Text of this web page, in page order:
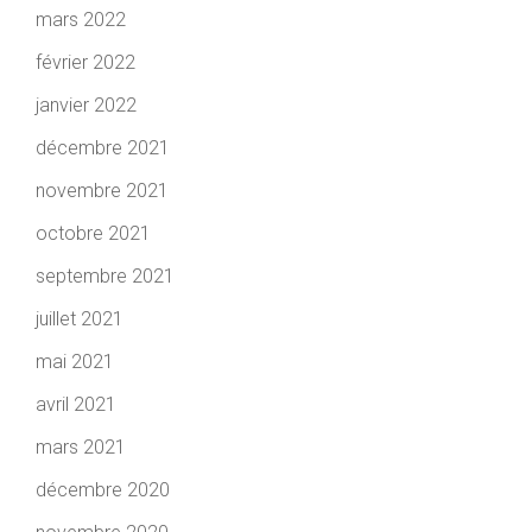
mars 2022
février 2022
janvier 2022
décembre 2021
novembre 2021
octobre 2021
septembre 2021
juillet 2021
mai 2021
avril 2021
mars 2021
décembre 2020